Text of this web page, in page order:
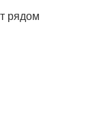
рядом